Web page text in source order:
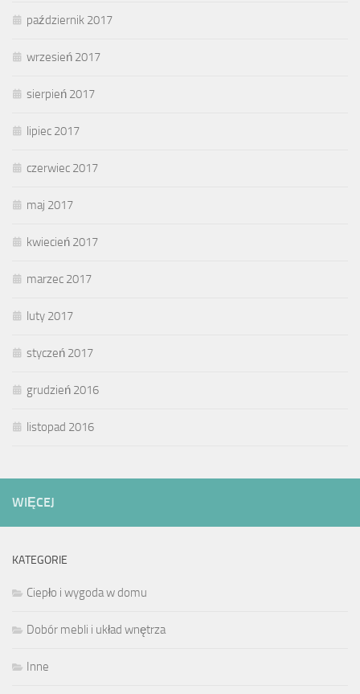
październik 2017
wrzesień 2017
sierpień 2017
lipiec 2017
czerwiec 2017
maj 2017
kwiecień 2017
marzec 2017
luty 2017
styczeń 2017
grudzień 2016
listopad 2016
WIĘCEJ
KATEGORIE
Ciepło i wygoda w domu
Dobór mebli i układ wnętrza
Inne